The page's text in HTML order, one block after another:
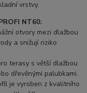
vrstvy.
NT60:
otvory mezi dlažbou
a snižují riziko
terasy s větší dlažbou
dřevěnými palubkami.
je vyroben z kvalitního